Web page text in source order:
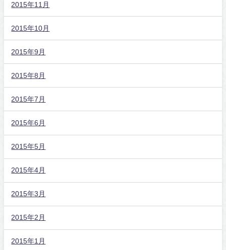
2015年11月
2015年10月
2015年9月
2015年8月
2015年7月
2015年6月
2015年5月
2015年4月
2015年3月
2015年2月
2015年1月